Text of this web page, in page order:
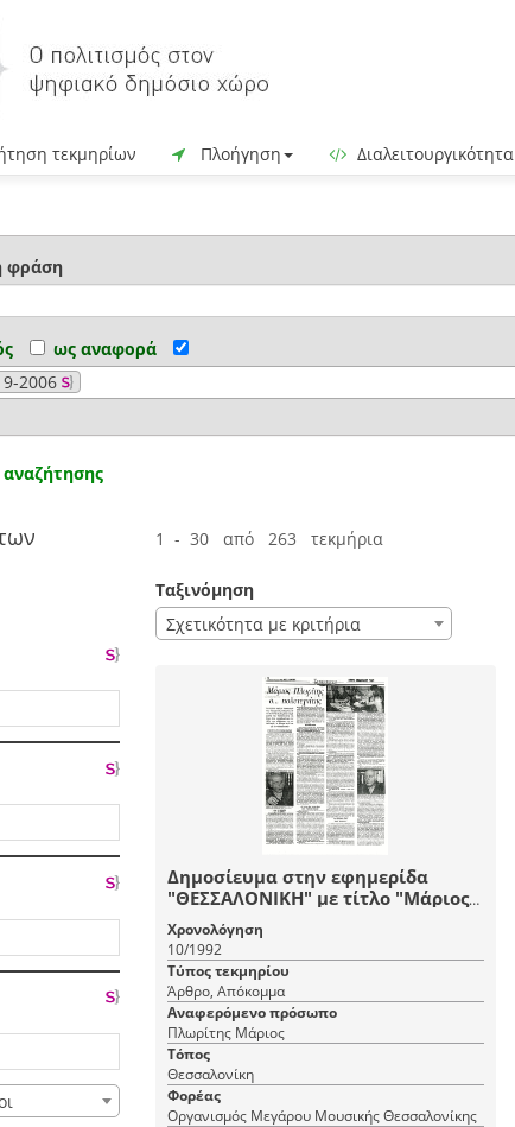
τεκμηρίων Πλοήγηση Διαλειτουργικότητα
φράση
ως αναφορά
2006
1 - 30 από 263 τεκμήρια
Ταξινόμηση
Σχετικότητα με κριτήρια
Δημοσίευμα στην εφημερίδα
"ΘΕΣΣΑΛΟΝΙΚΗ" με τίτλο "Μάριος
Πλωρίτης, o...Πολυτεχνίτης"
Χρονολόγηση
10/1992
Τύπος τεκμηρίου
Άρθρο, Απόκομμα
Αναφερόμενο πρόσωπο
Πλωρίτης Μάριος
Τόπος
Θεσσαλονίκη
Φορέας
Οργανισμός Μεγάρου Μουσικής Θεσσαλονίκης